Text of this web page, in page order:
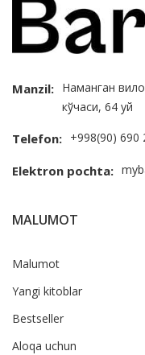
Manzil: Наманган
кўчаси, 64 уй
Telefon: +998(90) 690
Elektron pochta:
MALUMOT
Malumot
Yangi kitoblar
Bestseller
Aloqa uchun